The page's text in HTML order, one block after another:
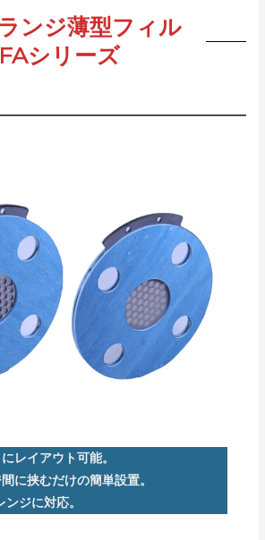
ンジ薄型フィル
シリーズ
レイアウト可能。
に挟むだけの簡単設置。
ンジに対応。